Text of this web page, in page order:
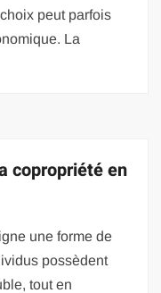
peut parfois
La
copropriété en
une forme de
possèdent
tout en